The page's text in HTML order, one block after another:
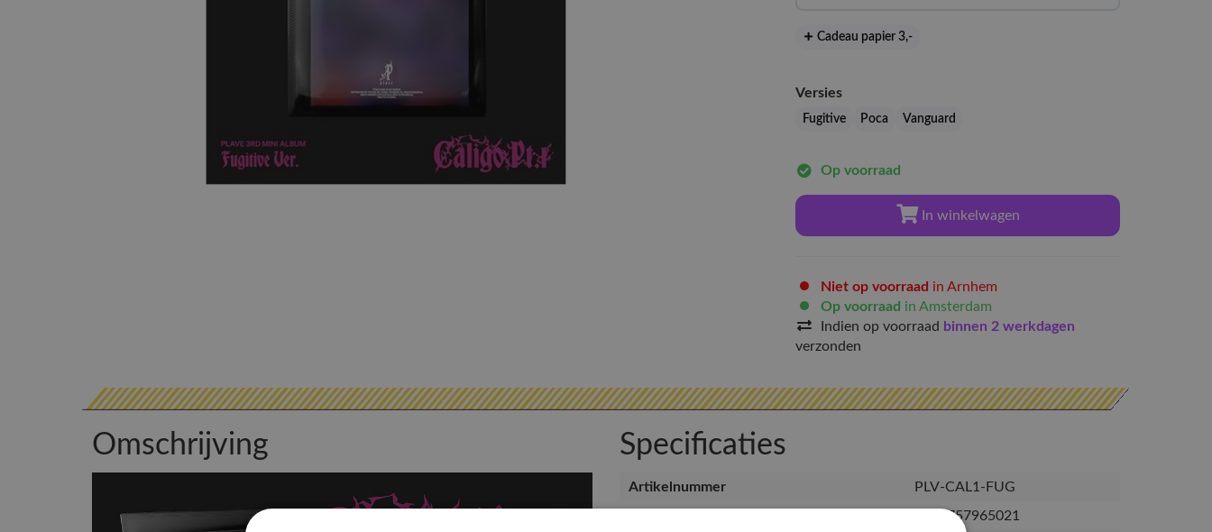
Cadeau papier 3,-
Versies
Fugitive Poca Vanguard
Op voorraad
In winkelwagen
Niet op voorraad in Arnhem
Op voorraad in Amsterdam
Indien op voorraad binnen 2 werkdagen
verzonden
Omschrijving Specificaties
Artikelnummer
PLV-CAL1-FUG
3283757965021